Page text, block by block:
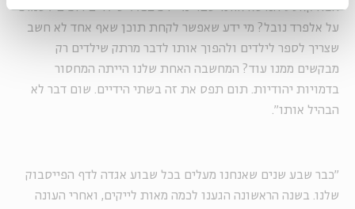
הפודקאסט הנושא אותו שם. "מי ידע בכלל שילדים רוצים לשמוע
על אלפרד נובל? מי ידע שאפשר לקחת תוכן שאף אחד לא חשב
שצריך לספר לילדים ולהפוך אותו לדבר מרתק שילדים רק
מבקשים ממנו עוד? המחשבה האחת שלנו הייתה המחסור
בדמויות יהודיות. תום תפס את זה בשתי הידיים. שום דבר לא
הבהיל אותו".
"כבר שבע שנים שאנחנו מעלים בכל שבוע אגדה לדף הפייסבוק
שלנו. בשנה הראשונה הגענו לכמה מאות לייקים, ואחרי העונה